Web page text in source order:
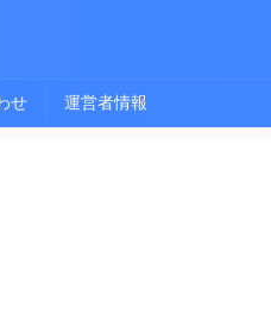
せ 運営者情報